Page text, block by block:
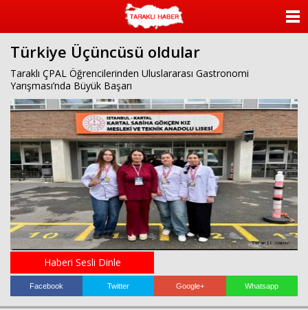
Türkiye Üçüncüsü oldular
Taraklı ÇPAL Öğrencilerinden Uluslararası Gastronomi
Yarışması’nda Büyük Başarı
Haberi Sesli Dinle
Facebook Twitter Google+ Whatsapp
ANKETLER
FOTO GALERİ
VİDEO GALERİ
KÜNYE
İLETİŞİM